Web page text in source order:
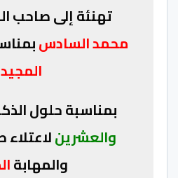
تهنئة إلى صاحب
محمد السادس
المجيد
بمناسبة حلول
والعشرين
والمهابة